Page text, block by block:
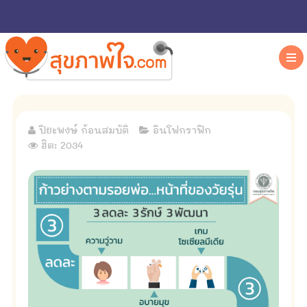
ปิยะพงษ์ ก้อนสมบัติ
อินโฟกราฟิก
ฮิต: 2034